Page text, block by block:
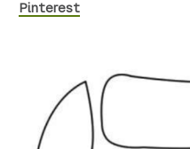
Pinterest